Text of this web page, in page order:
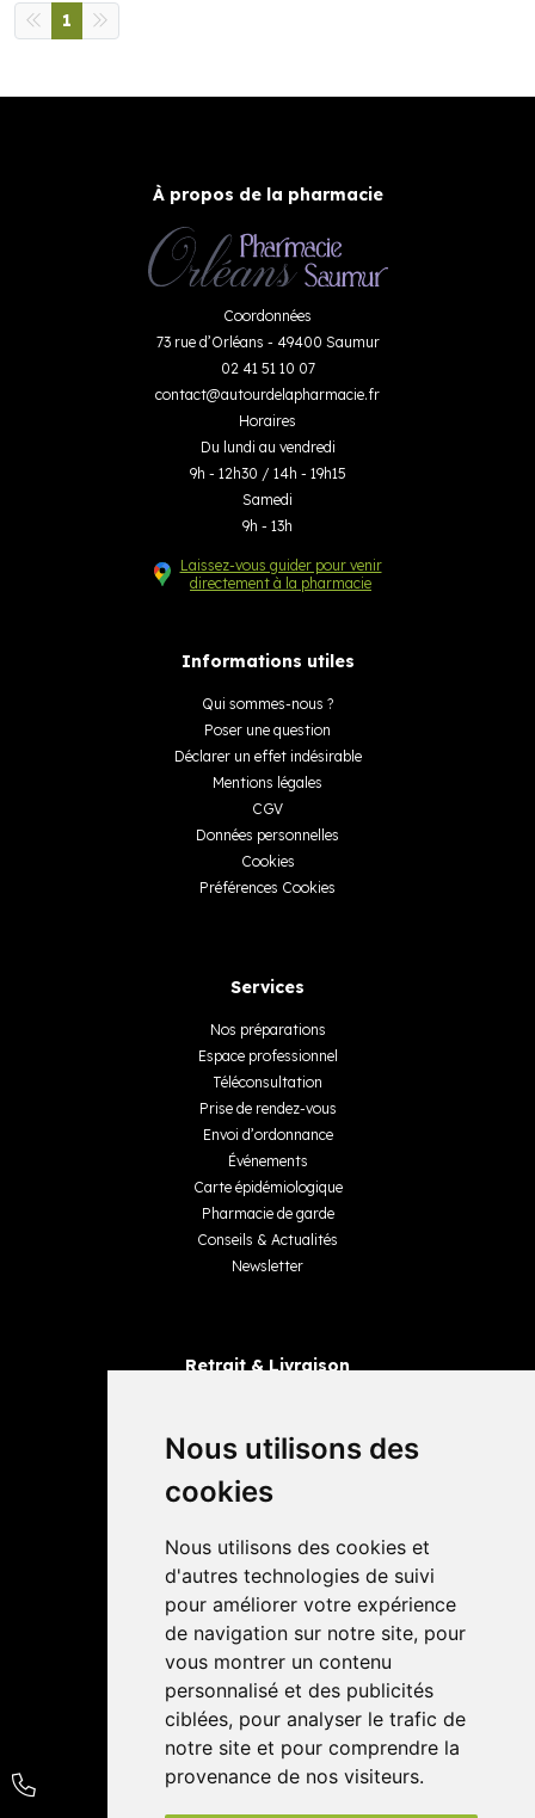
Nous utilisons des
cookies
Nous utilisons des cookies et
d'autres technologies de suivi
pour améliorer votre expérience
de navigation sur notre site, pour
vous montrer un contenu
personnalisé et des publicités
ciblées, pour analyser le trafic de
notre site et pour comprendre la
provenance de nos visiteurs.
1
À propos de la pharmacie
Coordonnées
73 rue d’Orléans - 49400 Saumur
02 41 51 10 07
contact@autourdelapharmacie.fr
Horaires
Du lundi au vendredi
9h - 12h30 / 14h - 19h15
Samedi
9h - 13h
Laissez-vous guider pour venir
directement à la pharmacie
Informations utiles
Qui sommes-nous ?
Poser une question
Déclarer un effet indésirable
Mentions légales
CGV
Données personnelles
Cookies
Préférences Cookies
Services
Nos préparations
Espace professionnel
Téléconsultation
Prise de rendez-vous
Envoi d’ordonnance
Événements
Carte épidémiologique
Pharmacie de garde
Conseils & Actualités
Newsletter
Retrait & Livraison
Livraisons
4,4 / 5 65 avis